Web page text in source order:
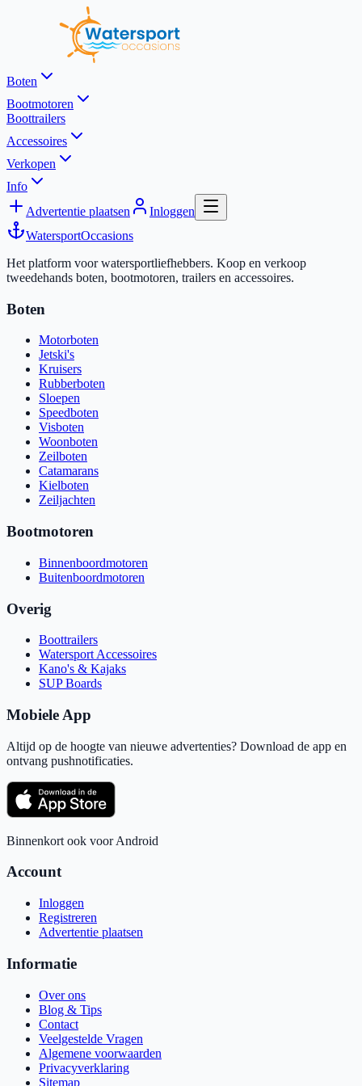
Boten
Bootmotoren
Boottrailers
Accessoires
Verkopen
Info
Advertentie plaatsen
Inloggen
WatersportOccasions
Het platform voor watersportliefhebbers. Koop en verkoop
tweedehands boten, bootmotoren, trailers en accessoires.
Boten
Motorboten
Jetski's
Kruisers
Rubberboten
Sloepen
Speedboten
Visboten
Woonboten
Zeilboten
Catamarans
Kielboten
Zeiljachten
Bootmotoren
Binnenboordmotoren
Buitenboordmotoren
Overig
Boottrailers
Watersport Accessoires
Kano's & Kajaks
SUP Boards
Mobiele App
Altijd op de hoogte van nieuwe advertenties? Download de app en
ontvang pushnotificaties.
Binnenkort ook voor Android
Account
Inloggen
Registreren
Advertentie plaatsen
Informatie
Over ons
Blog & Tips
Contact
Veelgestelde Vragen
Algemene voorwaarden
Privacyverklaring
Sitemap